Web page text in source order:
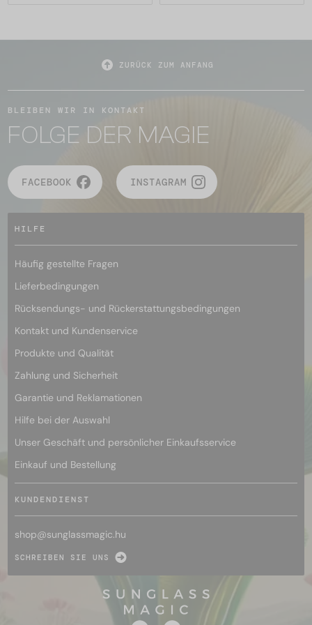
ZURÜCK ZUM ANFANG
BLEIBEN WIR IN KONTAKT
FOLGE DER MAGIE
FACEBOOK INSTAGRAM
HILFE
Häufig gestellte Fragen
Lieferbedingungen
Rücksendungs- und Rückerstattungsbedingungen
Kontakt und Kundenservice
Produkte und Qualität
Zahlung und Sicherheit
Garantie und Reklamationen
Hilfe bei der Auswahl
Unser Geschäft und persönlicher Einkaufsservice
Einkauf und Bestellung
KUNDENDIENST
shop@sunglassmagic.hu
SCHREIBEN SIE UNS